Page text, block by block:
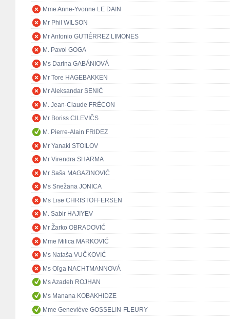
Mme Anne-Yvonne LE DAIN
Mr Phil WILSON
Mr Antonio GUTIÉRREZ LIMONES
M. Pavol GOGA
Ms Darina GABÁNIOVÁ
Mr Tore HAGEBAKKEN
Mr Aleksandar SENIĆ
M. Jean-Claude FRÉCON
Mr Boriss CILEVIČS
M. Pierre-Alain FRIDEZ
Mr Yanaki STOILOV
Mr Virendra SHARMA
Mr Saša MAGAZINOVIĆ
Ms Snežana JONICA
Ms Lise CHRISTOFFERSEN
M. Sabir HAJIYEV
Mr Žarko OBRADOVIĆ
Mme Milica MARKOVIĆ
Ms Nataša VUČKOVIĆ
Ms Oľga NACHTMANNOVÁ
Ms Azadeh ROJHAN
Ms Manana KOBAKHIDZE
Mme Geneviève GOSSELIN-FLEURY